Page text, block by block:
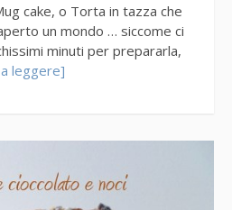
cake, o Torta in tazza che
un mondo … siccome ci
minuti per prepararla,
leggere]